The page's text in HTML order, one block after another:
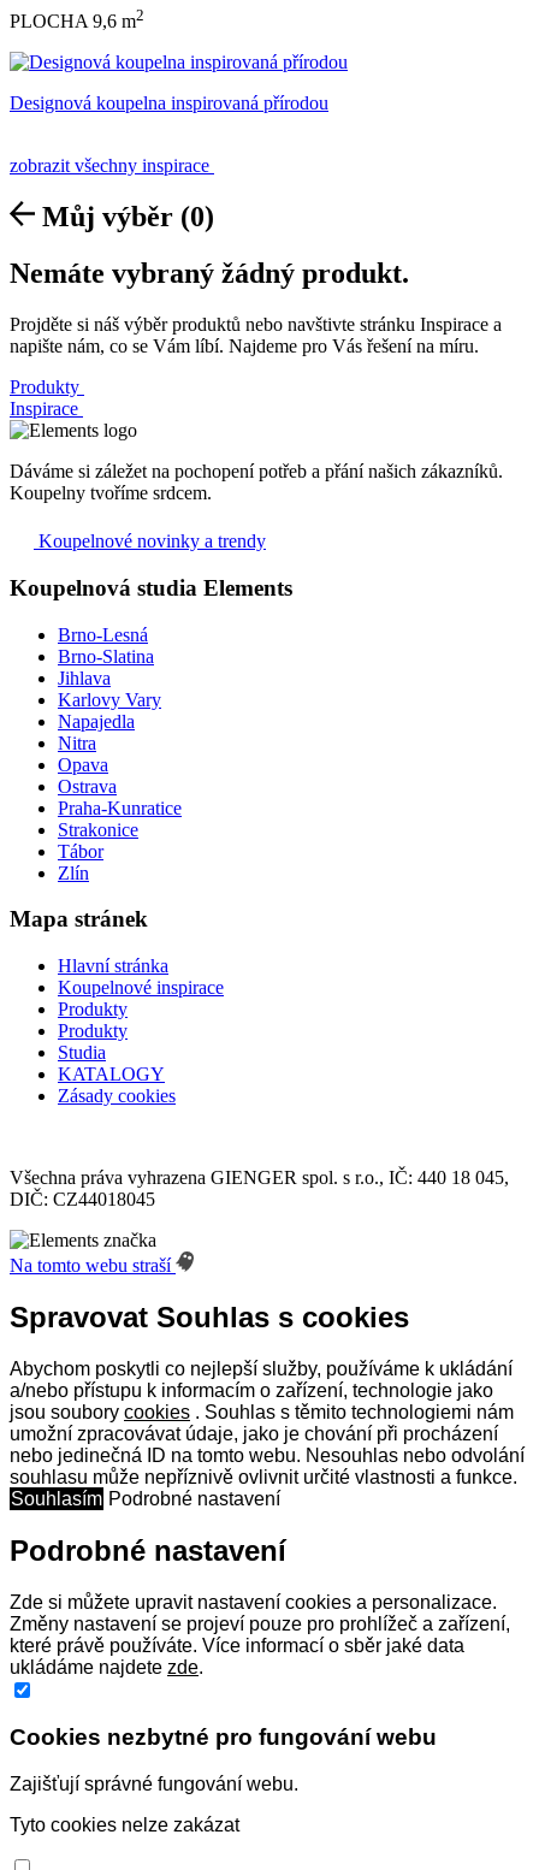
PLOCHA 9,6 m2
Designová koupelna inspirovaná přírodou
zobrazit všechny inspirace
Můj výběr (0)
Nemáte vybraný žádný produkt.
Projděte si náš výběr produktů nebo navštivte stránku Inspirace a
napište nám, co se Vám líbí. Najdeme pro Vás řešení na míru.
Produkty
Inspirace
Dáváme si záležet na pochopení potřeb a přání našich zákazníků.
Koupelny tvoříme srdcem.
Koupelnové novinky a trendy
Koupelnová studia Elements
Brno-Lesná
Brno-Slatina
Jihlava
Karlovy Vary
Napajedla
Nitra
Opava
Ostrava
Praha-Kunratice
Strakonice
Tábor
Zlín
Mapa stránek
Hlavní stránka
Koupelnové inspirace
Produkty
Produkty
Studia
KATALOGY
Zásady cookies
Všechna práva vyhrazena GIENGER spol. s r.o., IČ: 440 18 045,
DIČ: CZ44018045
Na tomto webu straší
Spravovat Souhlas s cookies
Abychom poskytli co nejlepší služby, používáme k ukládání
a/nebo přístupu k informacím o zařízení, technologie jako
jsou soubory cookies . Souhlas s těmito technologiemi nám
umožní zpracovávat údaje, jako je chování při procházení
nebo jedinečná ID na tomto webu. Nesouhlas nebo odvolání
souhlasu může nepříznivě ovlivnit určité vlastnosti a funkce.
Souhlasím Podrobné nastavení
Podrobné nastavení
Zde si můžete upravit nastavení cookies a personalizace.
Změny nastavení se projeví pouze pro prohlížeč a zařízení,
které právě používáte. Více informací o sběr jaké data
ukládáme najdete zde.
Cookies nezbytné pro fungování webu
Zajišťují správné fungování webu.
Tyto cookies nelze zakázat